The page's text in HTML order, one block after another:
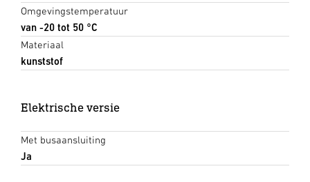
Omgevingstemperatuur
van -20 tot 50 °C
Materiaal
kunststof
Elektrische versie
Met busaansluiting
Ja